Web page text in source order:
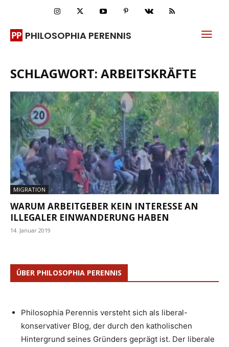
PHILOSOPHIA PERENNIS
SCHLAGWORT: ARBEITSKRÄFTE
MIGRATION
WARUM ARBEITGEBER KEIN INTERESSE AN
ILLEGALER EINWANDERUNG HABEN
14. Januar 2019
ÜBER PHILOSOPHIA PERENNIS
Philosophia Perennis versteht sich als liberal-
konservativer Blog, der durch den katholischen
Hintergrund seines Gründers geprägt ist. Der liberale